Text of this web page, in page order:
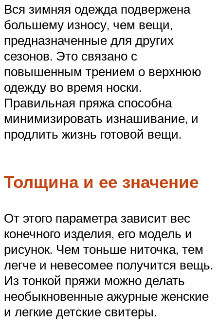
Вся зимняя одежда подвержена
большему износу, чем вещи,
предназначенные для других
сезонов. Это связано с
повышенным трением о верхнюю
одежду во время носки.
Правильная пряжа способна
минимизировать изнашивание, и
продлить жизнь готовой вещи.
Толщина и ее значение
От этого параметра зависит вес
конечного изделия, его модель и
рисунок. Чем тоньше ниточка, тем
легче и невесомее получится вещь.
Из тонкой пряжи можно делать
необыкновенные ажурные женские
и легкие детские свитеры.